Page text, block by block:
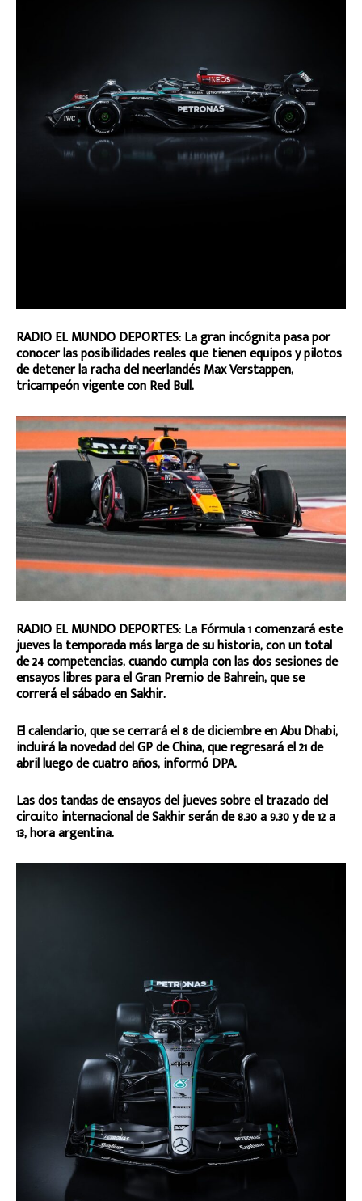
RADIO EL MUNDO DEPORTES: La gran incógnita pasa por
conocer las posibilidades reales que tienen equipos y pilotos
de detener la racha del neerlandés Max Verstappen,
tricampeón vigente con Red Bull.
RADIO EL MUNDO DEPORTES: La Fórmula 1 comenzará este
jueves la temporada más larga de su historia, con un total
de 24 competencias, cuando cumpla con las dos sesiones de
ensayos libres para el Gran Premio de Bahrein, que se
correrá el sábado en Sakhir.
El calendario, que se cerrará el 8 de diciembre en Abu Dhabi,
incluirá la novedad del GP de China, que regresará el 21 de
abril luego de cuatro años, informó DPA.
Las dos tandas de ensayos del jueves sobre el trazado del
circuito internacional de Sakhir serán de 8.30 a 9.30 y de 12 a
13, hora argentina.